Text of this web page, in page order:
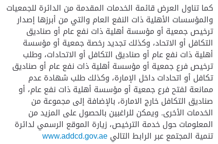
كما تناول العرض قائمة الخدمات المقدمة من الدائرة للجمعيات
والمؤسسات الأهلية ذات النفع العام والتي من أبرزها إصدار
ترخيص جمعية أو مؤسسة أهلية ذات نفع عام أو صناديق
التكافل أو الاتحاد، وكذلك تجديد رخصة جمعية أو مؤسسة
أهلية ذات نفع عام أو صناديق التكافل أو الاتحادات، وطلب
ترخيص فرع جمعية أو مؤسسة أهلية ذات نفع عام أو صناديق
تكافل أو اتحادات داخل الإمارة، وكذلك طلب شهادة عدم
ممانعة لفتح فرع جمعية أو مؤسسة أهلية ذات نفع عام، أو
صناديق التكافل خارج الامارة، بالإضافة إلى مجموعة من
الخدمات الأخرى. ويمكن للراغبين بالحصول على المزيد من
المعلومات حول خدمة الترخيص، زيارة الموقع الرسمي لدائرة
تنمية المجتمع عبر الرابط التاليwww.addcd.gov.ae